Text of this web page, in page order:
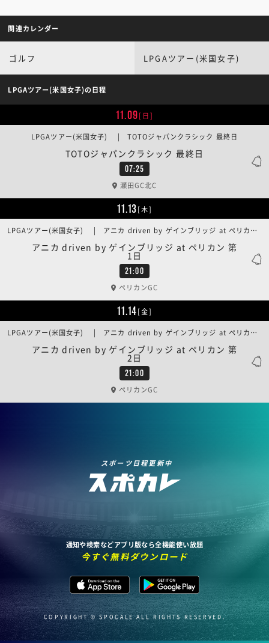
関連カレンダー
ゴルフ LPGAツアー(米国女子)
LPGAツアー(米国女子)の日程
11.09[日]
07:25
TOTOジャパンクラシック 最終日
LPGAツアー(米国女子) | TOTOジャパンクラシック 最終日
瀬田GC北C
11.13[木]
21:00
アニカ driven by ゲインブリッジ at ペリカン 第
1日
LPGAツアー(米国女子) | アニカ driven by ゲインブリッジ at ペリカン 第1日
ペリカンGC
11.14[金]
21:00
アニカ driven by ゲインブリッジ at ペリカン 第
2日
LPGAツアー(米国女子) | アニカ driven by ゲインブリッジ at ペリカン 第2日
ペリカンGC
スポーツ日程更新中
通知や検索などアプリ版なら全機能使い放題
今すぐ無料ダウンロード
COPYRIGHT © SPOCALE ALL RIGHTS RESERVED.